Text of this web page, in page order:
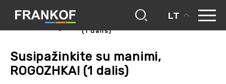
LT
(1 dalis)
Susipažinkite su manimi,
ROGOZHKA! (1 dalis)